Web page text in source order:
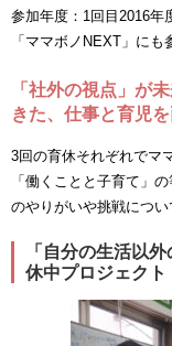
参加年度：1回目2016年
「ママボノNEXT」にも
「社外の視点」が
きた、仕事と育児
3回の育休それぞれでマ
「働くことと子育て」
のやりがいや挑戦につい
「自分の生活以
休中プロジェクト